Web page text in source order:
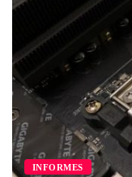
INFORMES